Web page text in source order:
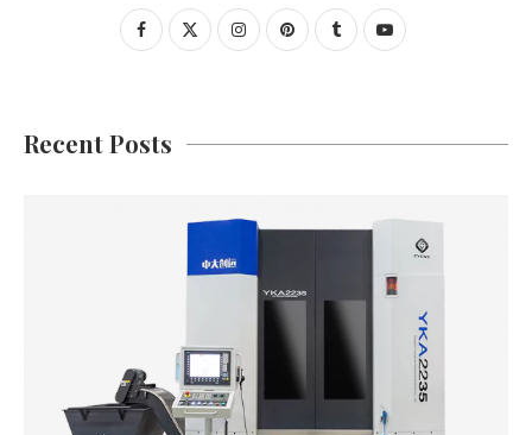
Recent Posts